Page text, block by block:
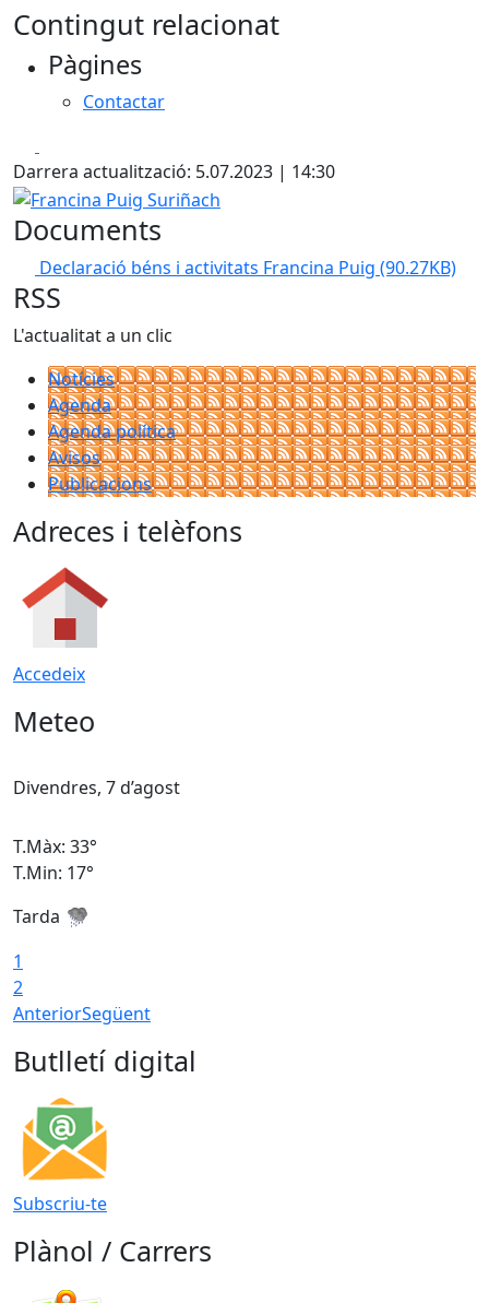
Contingut relacionat
Pàgines
Contactar
Darrera actualització: 5.07.2023 | 14:30
Francina Puig Suriñach
Documents
Declaració béns i activitats Francina Puig (90.27KB)
RSS
L'actualitat a un clic
Notícies
Agenda
Agenda política
Avisos
Publicacions
Adreces i telèfons
Accedeix
Meteo
Divendres, 7 d’agost
T.Màx: 33°
T.Min: 17°
Tarda
1
2
AnteriorSegüent
Butlletí digital
Subscriu-te
Plànol / Carrers